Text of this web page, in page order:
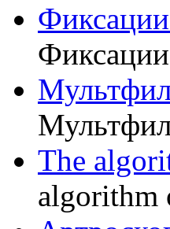
The
algorithm